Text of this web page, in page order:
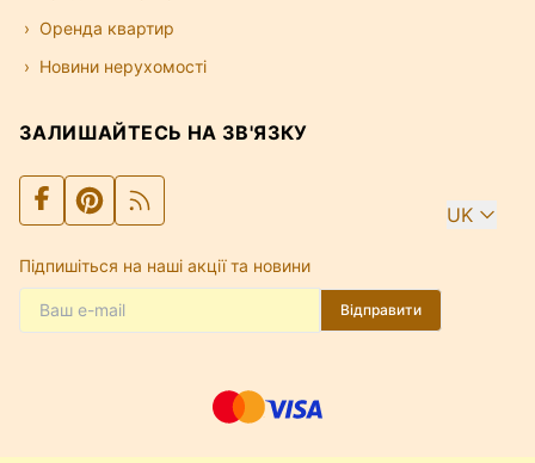
Оренда квартир
Новини нерухомості
ЗАЛИШАЙТЕСЬ НА ЗВ'ЯЗКУ
UK
Підпишіться на наші акції та новини
Відправити